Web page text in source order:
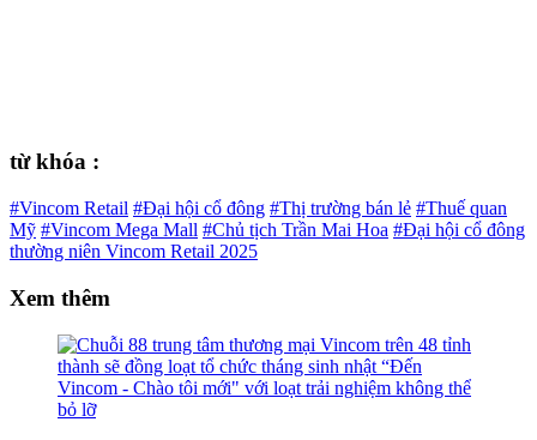
từ khóa :
#Vincom Retail #Đại hội cổ đông #Thị trường bán lẻ #Thuế quan
Mỹ #Vincom Mega Mall #Chủ tịch Trần Mai Hoa #Đại hội cổ đông
thường niên Vincom Retail 2025
Xem thêm